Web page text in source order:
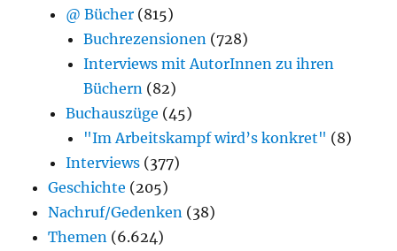
@ Bücher (815)
Buchrezensionen (728)
Interviews mit AutorInnen zu ihren
Büchern (82)
Buchauszüge (45)
"Im Arbeitskampf wird’s konkret" (8)
Interviews (377)
Geschichte (205)
Nachruf/Gedenken (38)
Themen (6.624)